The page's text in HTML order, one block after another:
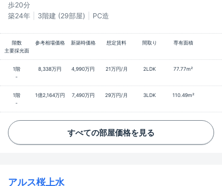
歩20分
築24年
3階建 (29部屋) PC造
階数 参考相場価格 新築時価格 想定賃料 間取り
専有面積
主要採光面
1階 8,338万円 4,990万円 21万円/月 2LDK
77.77m²
-
1階 1億2,164万円 7,490万円 29万円/月 3LDK
110.49m²
-
すべての部屋価格を見る
アルス桜上水